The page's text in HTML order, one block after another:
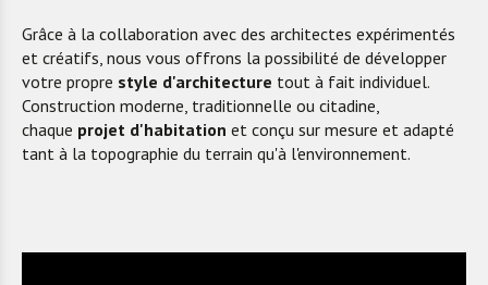
Grâce à la collaboration avec des architectes expérimentés
et créatifs, nous vous offrons la possibilité de développer
votre propre style d'architecture tout à fait individuel.
Construction moderne, traditionnelle ou citadine,
chaque projet d'habitation et conçu sur mesure et adapté
tant à la topographie du terrain qu'à l'environnement.